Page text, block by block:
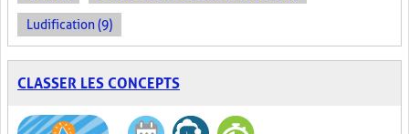
Ludification (9)
CLASSER LES CONCEPTS